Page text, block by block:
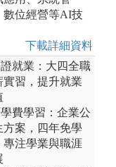
數位經營等AI技
下載詳細資料
就業：大四全職
實習，提升就業
費學習：企業公
方案，四年免學
專注學業與職涯